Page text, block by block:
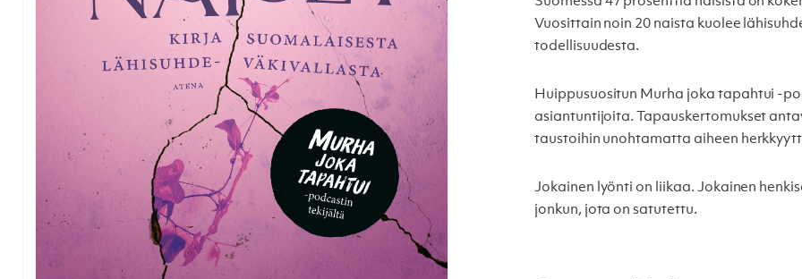
Vuosittain noin 20 naista kuolee
todellisuudesta.
Huippusuositun Murha joka tapahtui -
asiantuntijoita. Tapauskertomukset
taustoihin unohtamatta aiheen
Jokainen lyönti on liikaa. Jokainen
jonkun, jota on satutettu.